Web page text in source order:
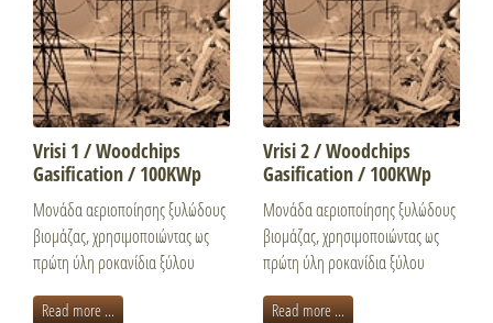
Vrisi 1 / Woodchips
Gasification / 100KWp
Μονάδα αεριοποίησης ξυλώδους
βιομάζας, χρησιμοποιώντας ως
πρώτη ύλη ροκανίδια ξύλου
Read more ...
Vrisi 2 / Woodchips
Gasification / 100KWp
Μονάδα αεριοποίησης ξυλώδους
βιομάζας, χρησιμοποιώντας ως
πρώτη ύλη ροκανίδια ξύλου
Read more ...